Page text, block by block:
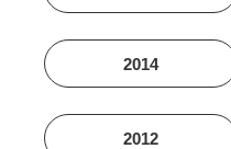
2014
2012